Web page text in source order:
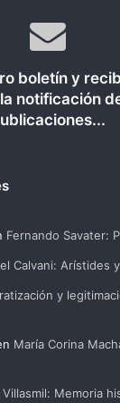
boletín y
notificación
Fernando Savater:
Calvani: Arístides
y
María Corina
Villasmil: Memoria